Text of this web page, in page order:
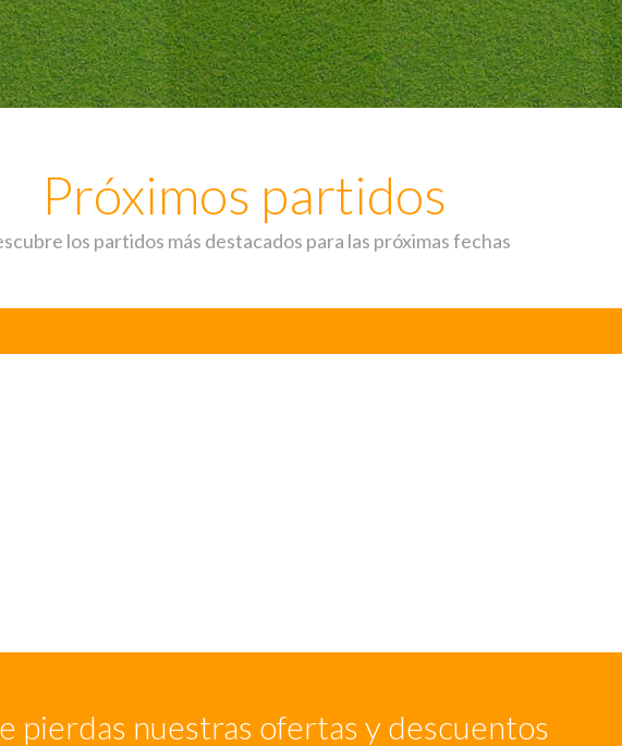
Próximos partidos
los partidos más destacados para las próximas fechas
pierdas nuestras ofertas y descuentos